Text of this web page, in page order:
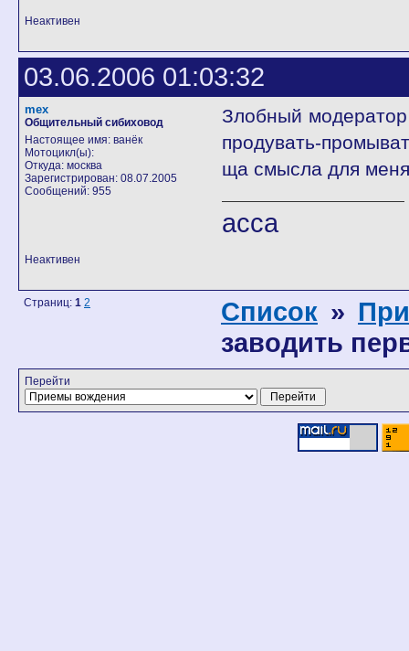
Неактивен
03.06.2006 01:03:32
mex
Общительный сибиховод
Настоящее имя: ванёк
Мотоцикл(ы):
Откуда: москва
Зарегистрирован: 08.07.2005
Сообщений: 955
Злобный
продувать-
ща смысла для
асса
Неактивен
Страниц: 1 2 Список »
заводить
Перейти